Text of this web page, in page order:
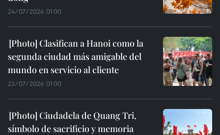
24/07/2026 01:00
Clasifican a Hanoi como la
segunda ciudad más amigable del
mundo en servicio al cliente
23/07/2026 01:00
Ciudadela de Quang Tri,
símbolo de sacrificio y memoria